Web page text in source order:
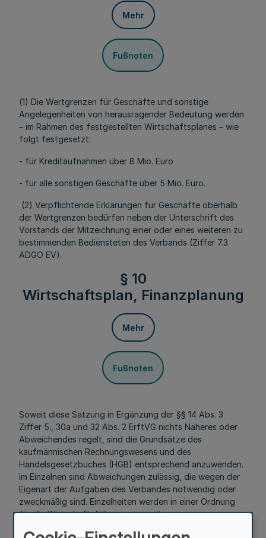
Mehr
Fußnoten
(1) Die Wertgrenzen für Geschäfte und sonstige
Angelegenheiten von herausragender Bedeutung werden
– im Rahmen des festgestellten Wirtschaftsplanes – wie
folgt festgesetzt:
- für Kreditaufnahmen über 8 Mio. Euro
- für alle sonstigen Geschäfte über 5 Mio. Euro.
(2) Verpflichtende Erklärungen für Geschäfte oberhalb
der Wertgrenzen bedürfen neben der Unterschrift des
Vorstands der Mitzeichnung einer oder eines weiteren zu
bestimmenden Bediensteten des Verbands (Ziffer 7.3
ADGO EV).
§ 10
Wirtschaftsplan, Finanzplanung
Mehr
Fußnoten
Soweit diese Satzung in Ergänzung der §§ 14 Abs. 3
Ziffer 5., 30a und 32 Abs. 2 ErftVG nichts Näheres oder
Abweichendes regelt, sind die Grundsätze des
kaufmännischen Rechnungswesens und des
Handelsgesetzbuches (HGB) entsprechend anzuwenden.
Im Einzelnen sind Abweichungen zulässig, die wegen der
Eigenart der Aufgaben des Verbandes notwendig oder
zweckmäßig sind. Einzelheiten werden in einer Ordnung
für die Wirtschaftsführung geregelt.